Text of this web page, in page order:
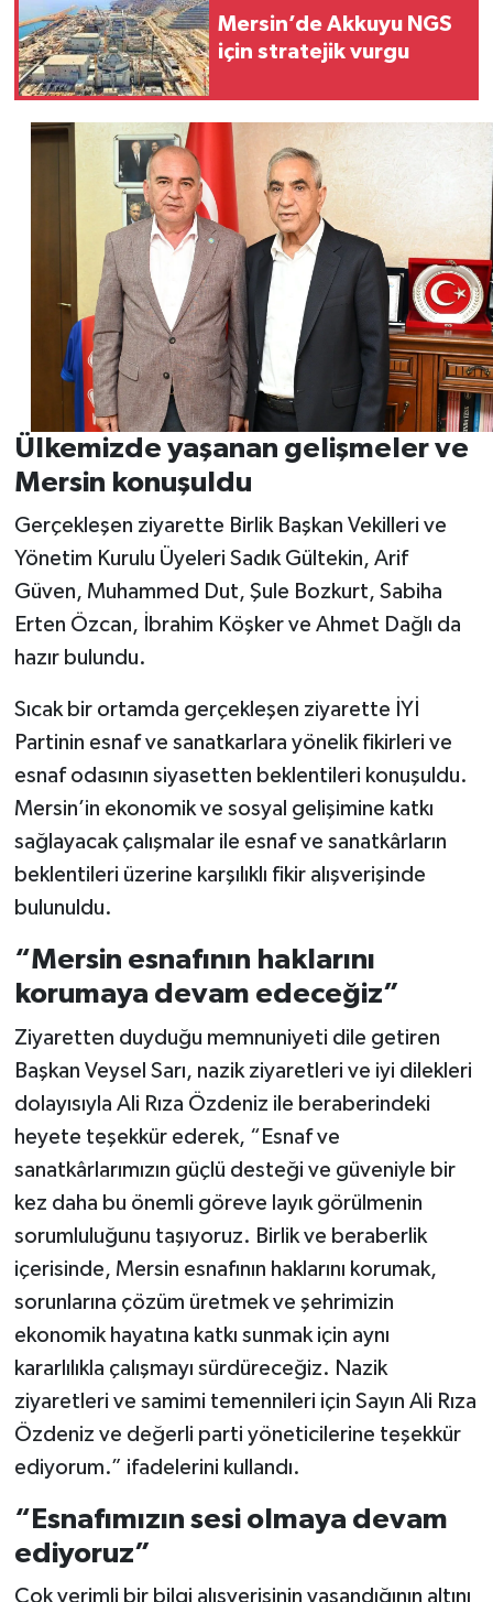
Mersin’de Akkuyu NGS
için stratejik vurgu
Ülkemizde yaşanan gelişmeler ve
Mersin konuşuldu
Gerçekleşen ziyarette Birlik Başkan Vekilleri ve
Yönetim Kurulu Üyeleri Sadık Gültekin, Arif
Güven, Muhammed Dut, Şule Bozkurt, Sabiha
Erten Özcan, İbrahim Köşker ve Ahmet Dağlı da
hazır bulundu.
Sıcak bir ortamda gerçekleşen ziyarette İYİ
Partinin esnaf ve sanatkarlara yönelik fikirleri ve
esnaf odasının siyasetten beklentileri konuşuldu.
Mersin’in ekonomik ve sosyal gelişimine katkı
sağlayacak çalışmalar ile esnaf ve sanatkârların
beklentileri üzerine karşılıklı fikir alışverişinde
bulunuldu.
“Mersin esnafının haklarını
korumaya devam edeceğiz”
Ziyaretten duyduğu memnuniyeti dile getiren
Başkan Veysel Sarı, nazik ziyaretleri ve iyi dilekleri
dolayısıyla Ali Rıza Özdeniz ile beraberindeki
heyete teşekkür ederek, “Esnaf ve
sanatkârlarımızın güçlü desteği ve güveniyle bir
kez daha bu önemli göreve layık görülmenin
sorumluluğunu taşıyoruz. Birlik ve beraberlik
içerisinde, Mersin esnafının haklarını korumak,
sorunlarına çözüm üretmek ve şehrimizin
ekonomik hayatına katkı sunmak için aynı
kararlılıkla çalışmayı sürdüreceğiz. Nazik
ziyaretleri ve samimi temennileri için Sayın Ali Rıza
Özdeniz ve değerli parti yöneticilerine teşekkür
ediyorum.” ifadelerini kullandı.
“Esnafımızın sesi olmaya devam
ediyoruz”
Çok verimli bir bilgi alışverişinin yaşandığının altını